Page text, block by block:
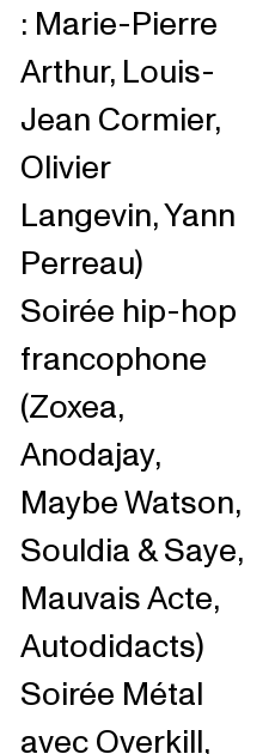
: Marie-Pierre
Arthur, Louis-
Jean Cormier,
Olivier
Langevin, Yann
Perreau)
Soirée hip-hop
francophone
(Zoxea,
Anodajay,
Maybe Watson,
Souldia & Saye,
Mauvais Acte,
Autodidacts)
Soirée Métal
avec Overkill,